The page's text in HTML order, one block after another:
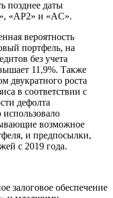
позднее даты
«АР2» и «AC».
вероятность
портфель, на
без учета
11,9%. Также
двукратного роста
в соответствии с
дефолта
использовало
возможное
и предпосылки,
с 2019 года.
залоговое обеспечение